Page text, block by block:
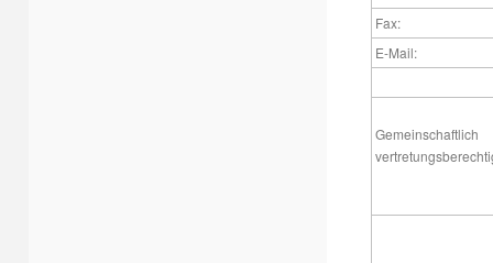
Fax:
E-Mail:
Gemeinschaftlich